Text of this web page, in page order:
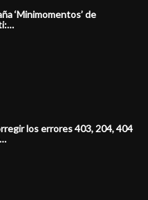
‘Minimomentos’ de
los errores 403, 204, 404